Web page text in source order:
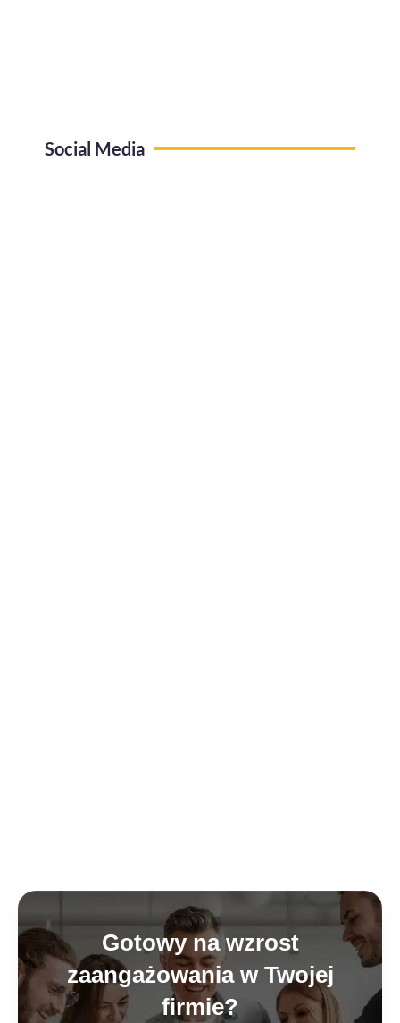
Social Media
Gotowy na wzrost
zaangażowania w Twojej
firmie?